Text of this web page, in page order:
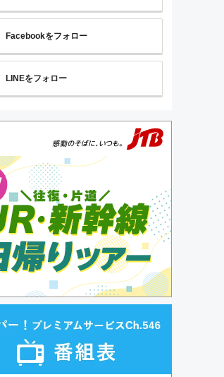
Facebookをフォロー
LINEをフォロー